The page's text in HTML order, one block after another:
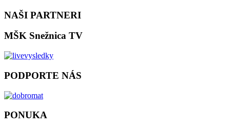
NAŠI PARTNERI
MŠK Snežnica TV
PODPORTE NÁS
PONUKA